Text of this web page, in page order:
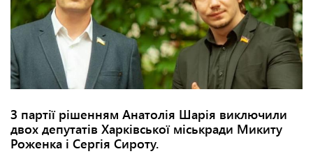
З партії рішенням Анатолія Шарія виключили
двох депутатів Харківської міськради Микиту
Роженка і Сергія Сироту.